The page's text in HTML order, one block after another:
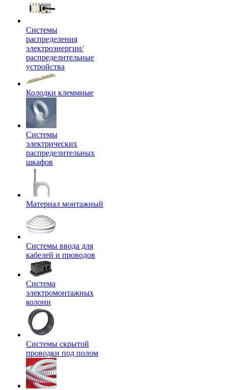
Системы
распределения
электроэнергии/
распределительные
устройства
Колодки клеммные
Системы
электрических
распределительных
шкафов
Материал монтажный
Системы ввода для
кабелей и проводов
Система
электромонтажных
колонн
Системы скрытой
проводки под полом